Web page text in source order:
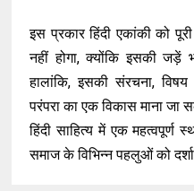
इस प्रकार हिंदी एकांकी को
नहीं होगा, क्योंकि इसकी जड़ें
हालांकि, इसकी संरचना,
परंपरा का एक विकास माना
हिंदी साहित्य में एक महत्वपूर्ण
समाज के विभिन्न पहलुओं को